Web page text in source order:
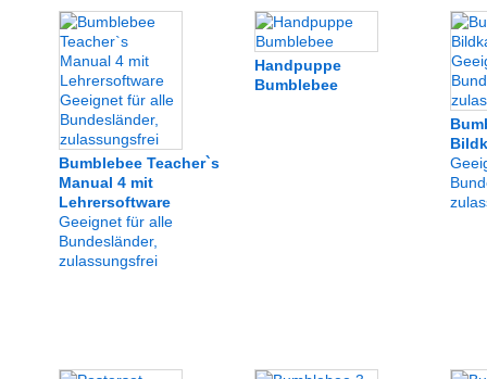
Bumblebee Teacher`s
Manual 4 mit
Lehrersoftware
Geeignet für alle
Bundesländer,
zulassungsfrei
Handpuppe
Bumblebee